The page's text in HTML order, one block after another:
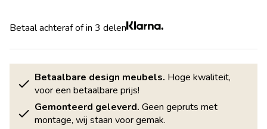
Betaal achteraf of in 3 delen
Betaalbare design meubels. Hoge kwaliteit,
voor een betaalbare prijs!
Gemonteerd geleverd. Geen gepruts met
montage, wij staan voor gemak.